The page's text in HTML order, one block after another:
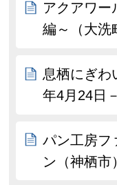
アクアワー
編～（大洗
息栖にぎわ
年4月24日－
パン工房フ
ン（神栖市